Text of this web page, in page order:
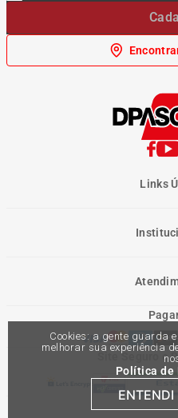
Cookies: a gente guarda
melhorar sua experiência
Política de
ENTENDI
Links
Site Seguro e